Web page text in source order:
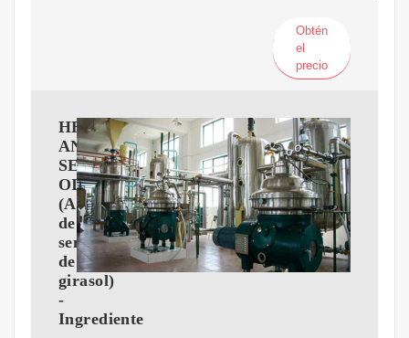
Obtén
el
precio
HELIANTHUS
ANNUUS
SEED
OIL
(Aceite
de
semilla
de
girasol)
-
Ingrediente